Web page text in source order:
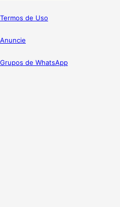
Termos de Uso
Anuncie
Grupos de WhatsApp